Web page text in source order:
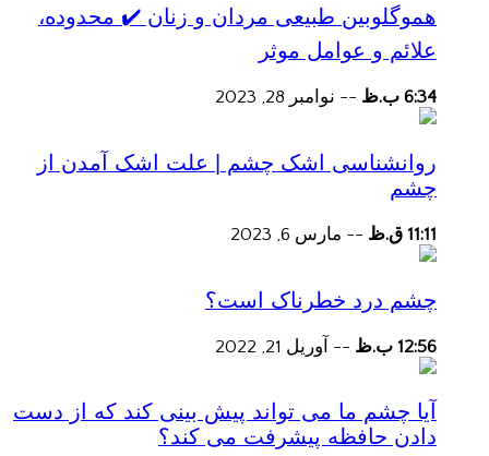
هموگلوبین طبیعی مردان و زنان ✔️ محدوده،
علائم و عوامل موثر
6:34 ب.ظ -- نوامبر 28, 2023
روانشناسی اشک چشم | علت اشک آمدن از
چشم
11:11 ق.ظ -- مارس 6, 2023
چشم درد خطرناک است؟
12:56 ب.ظ -- آوریل 21, 2022
آیا چشم ما می تواند پیش بینی کند که از دست
دادن حافظه پیشرفت می کند؟